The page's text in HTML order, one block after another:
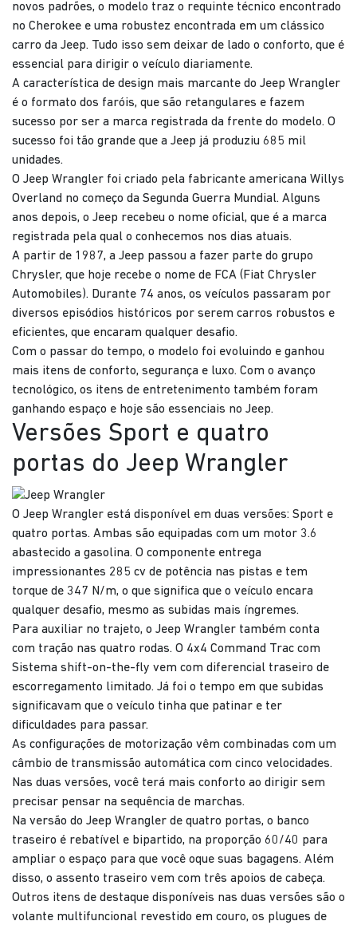
novos padrões, o modelo traz o requinte técnico encontrado
no Cherokee e uma robustez encontrada em um clássico
carro da Jeep. Tudo isso sem deixar de lado o conforto, que é
essencial para dirigir o veículo diariamente.
A característica de design mais marcante do Jeep Wrangler
é o formato dos faróis, que são retangulares e fazem
sucesso por ser a marca registrada da frente do modelo. O
sucesso foi tão grande que a Jeep já produziu 685 mil
unidades.
O Jeep Wrangler foi criado pela fabricante americana Willys
Overland no começo da Segunda Guerra Mundial. Alguns
anos depois, o Jeep recebeu o nome oficial, que é a marca
registrada pela qual o conhecemos nos dias atuais.
A partir de 1987, a Jeep passou a fazer parte do grupo
Chrysler, que hoje recebe o nome de FCA (Fiat Chrysler
Automobiles). Durante 74 anos, os veículos passaram por
diversos episódios históricos por serem carros robustos e
eficientes, que encaram qualquer desafio.
Com o passar do tempo, o modelo foi evoluindo e ganhou
mais itens de conforto, segurança e luxo. Com o avanço
tecnológico, os itens de entretenimento também foram
ganhando espaço e hoje são essenciais no Jeep.
Versões Sport e quatro
portas do Jeep Wrangler
O Jeep Wrangler está disponível em duas versões: Sport e
quatro portas. Ambas são equipadas com um motor 3.6
abastecido a gasolina. O componente entrega
impressionantes 285 cv de potência nas pistas e tem
torque de 347 N/m, o que significa que o veículo encara
qualquer desafio, mesmo as subidas mais íngremes.
Para auxiliar no trajeto, o Jeep Wrangler também conta
com tração nas quatro rodas. O 4x4 Command Trac com
Sistema shift-on-the-fly vem com diferencial traseiro de
escorregamento limitado. Já foi o tempo em que subidas
significavam que o veículo tinha que patinar e ter
dificuldades para passar.
As configurações de motorização vêm combinadas com um
câmbio de transmissão automática com cinco velocidades.
Nas duas versões, você terá mais conforto ao dirigir sem
precisar pensar na sequência de marchas.
Na versão do Jeep Wrangler de quatro portas, o banco
traseiro é rebatível e bipartido, na proporção 60/40 para
ampliar o espaço para que você oque suas bagagens. Além
disso, o assento traseiro vem com três apoios de cabeça.
Outros itens de destaque disponíveis nas duas versões são o
volante multifuncional revestido em couro, os plugues de